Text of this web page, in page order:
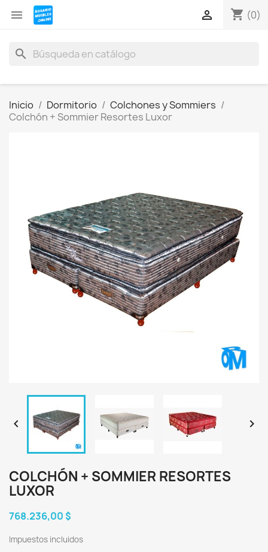
 shopping_cart (0)

search
Inicio Dormitorio
Colchones y Sommiers
Colchón + Sommier Resortes Luxor
 
COLCHÓN + SOMMIER RESORTES
LUXOR
768.236,00 $
Impuestos incluidos